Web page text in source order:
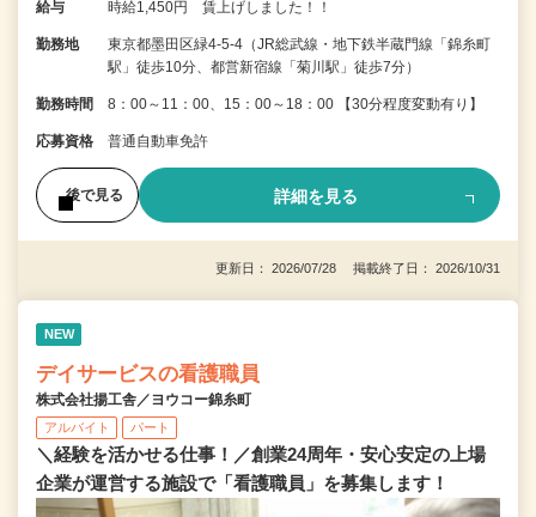
給与 時給1,450円 賃上げしました！！
勤務地
東京都墨田区緑4-5-4（JR総武線・地下鉄半蔵門線「錦糸町
駅」徒歩10分、都営新宿線「菊川駅」徒歩7分）
勤務時間 8：00～11：00、15：00～18：00 【30分程度変動有り】
応募資格 普通自動車免許
後で見る 詳細を見る
更新日： 2026/07/28 掲載終了日： 2026/10/31
NEW
デイサービスの看護職員
株式会社揚工舎／ヨウコー錦糸町
アルバイト パート
＼経験を活かせる仕事！／創業24周年・安心安定の上場
企業が運営する施設で「看護職員」を募集します！